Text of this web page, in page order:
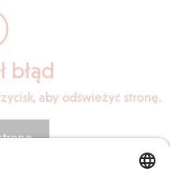
błąd
aby odświeżyć stronę.